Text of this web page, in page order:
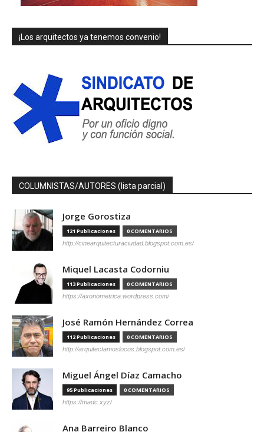
¡Los arquitectos ya tenemos convenio!
COLUMNISTAS/AUTORES (lista parcial)
Jorge Gorostiza
121 Publicaciones 0 COMENTARIOS
http://cinearquitecturaciudad.blogspot.com.es/
Miquel Lacasta Codorniu
113 Publicaciones 0 COMENTARIOS
https://axonometrica.wordpress.com/
José Ramón Hernández Correa
112 Publicaciones 0 COMENTARIOS
http://arquitectamoslocos.blogspot.com.es/
Miguel Ángel Díaz Camacho
95 Publicaciones 0 COMENTARIOS
https://madc.xyz/
Ana Barreiro Blanco